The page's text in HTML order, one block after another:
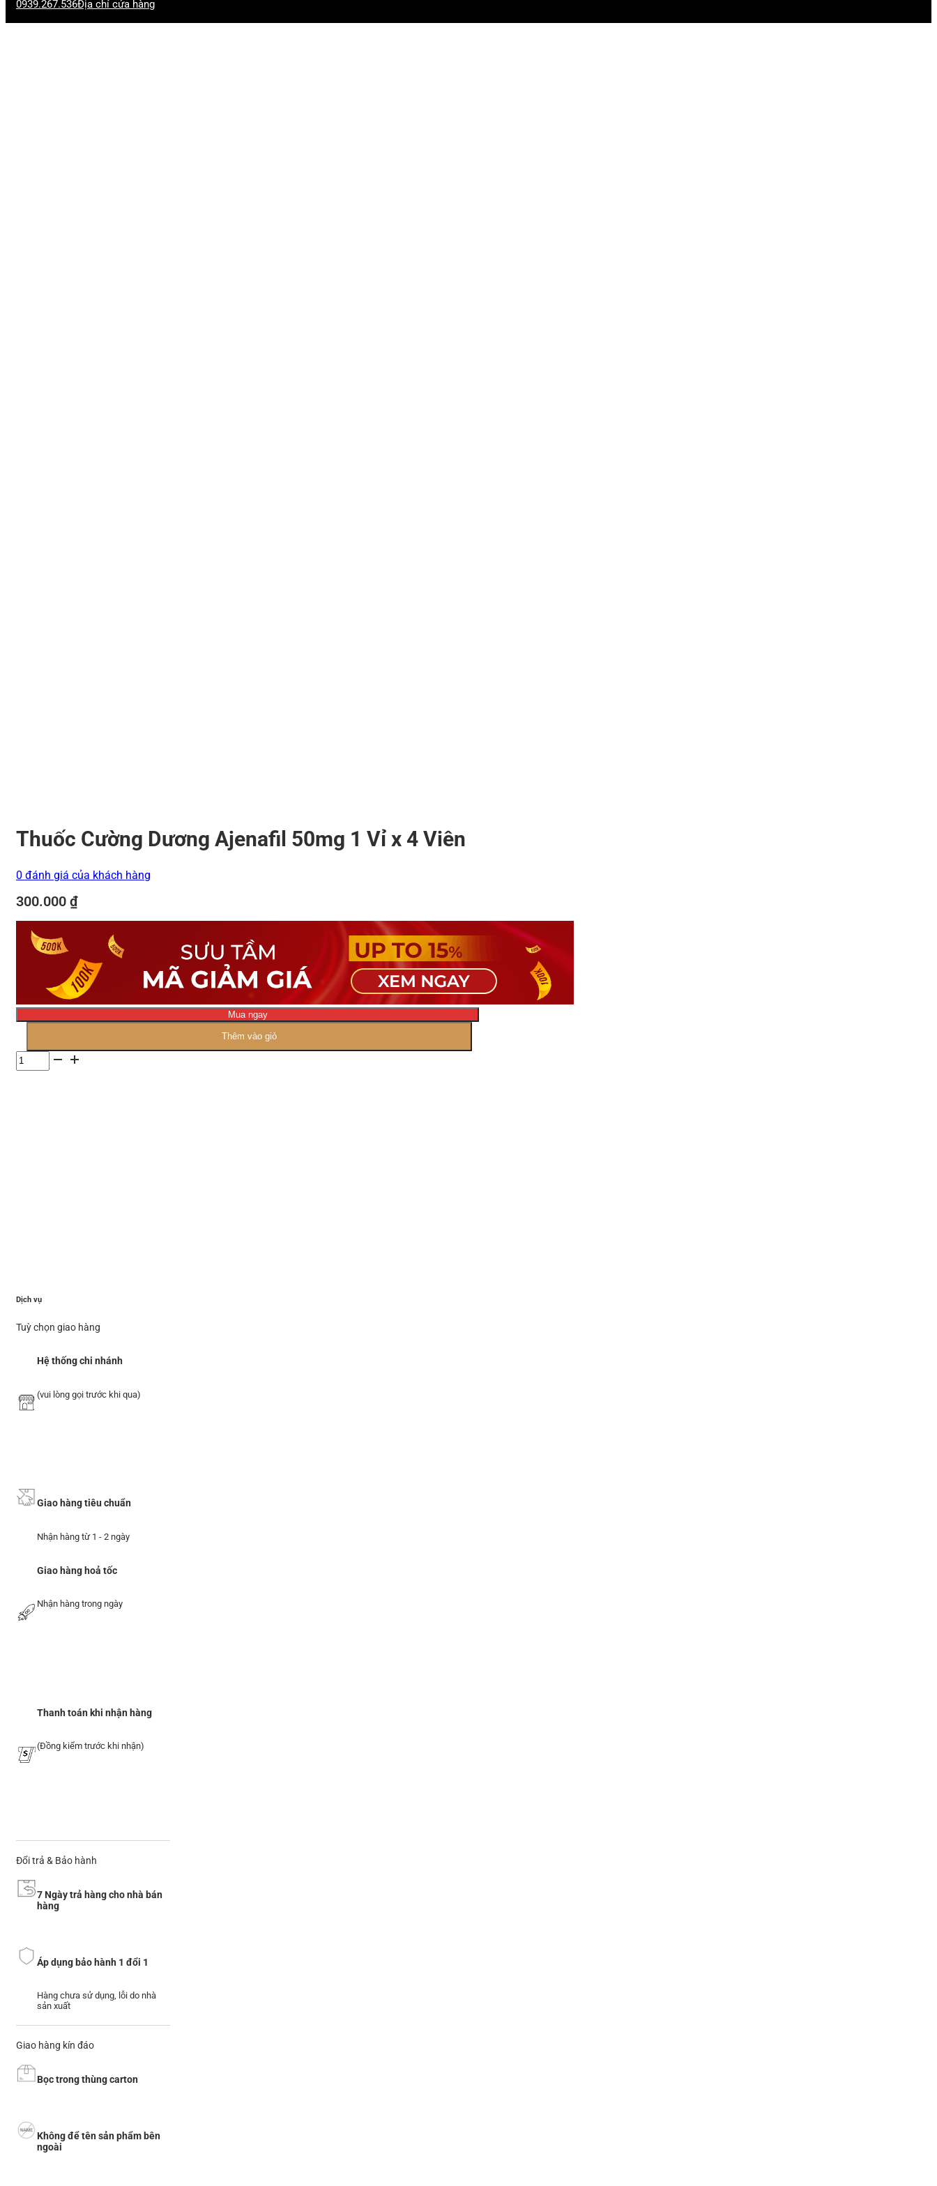
0939.267.536Địa chỉ cửa hàng
Thuốc Cường Dương Ajenafil 50mg 1 Vỉ x 4 Viên
0 đánh giá của khách hàng
300.000 ₫
Số
lượng
Thêm vào giỏ
Mua ngay
Dịch vụ
Tuỳ chọn giao hàng
Hệ thống chi nhánh
(vui lòng gọi trước khi qua)
Giao hàng tiêu chuẩn
Nhận hàng từ 1 - 2 ngày
Giao hàng hoả tốc
Nhận hàng trong ngày
Thanh toán khi nhận hàng
(Đồng kiểm trước khi nhận)
Đổi trả & Bảo hành
7 Ngày trả hàng cho nhà bán
hàng
Áp dụng bảo hành 1 đổi 1
Hàng chưa sử dụng, lỗi do nhà
sản xuất
Giao hàng kín đáo
Bọc trong thùng carton
Không để tên sản phẩm bên
ngoài